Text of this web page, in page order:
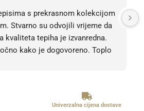
s prekrasnom kolekcijom
Stvarno su odvojili vrijeme da
kvaliteta tepiha je izvanredna.
kako je dogovoreno. Toplo
Univerzalna cijena dostave